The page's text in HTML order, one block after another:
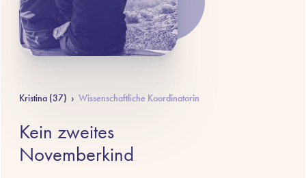
Kristina (37) › Wissenschaftliche Koordinatorin
Kein zweites
Novemberkind